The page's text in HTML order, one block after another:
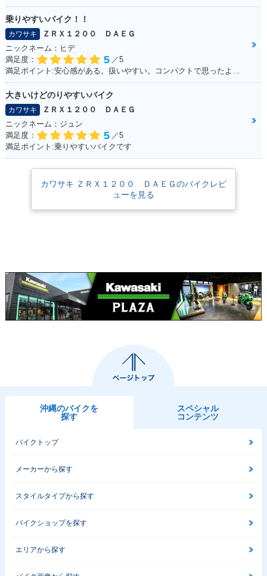
乗りやすいバイク！！
カワサキ
ＺＲＸ１２００ ＤＡＥＧ
ニックネーム：ヒデ
満足度：
5 ／5
大きいけどのりやすいバイク
カワサキ
ＺＲＸ１２００ ＤＡＥＧ
ニックネーム：ジュン
満足度：
5 ／5
満足ポイント:乗りやすいバイクです
カワサキ ＺＲＸ１２００ ＤＡＥＧのバイクレビ
ューを見る
沖縄のバイクを
探す
スペシャル
コンテンツ
バイクトップ
メーカーから探す
スタイルタイプから探す
バイクショップを探す
エリアから探す